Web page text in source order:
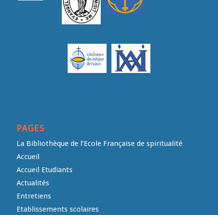
PAGES
La Bibliothèque de l’Ecole Française de spiritualité
Accueil
Accueil Etudiants
Actualités
Entretiens
Etablissements scolaires